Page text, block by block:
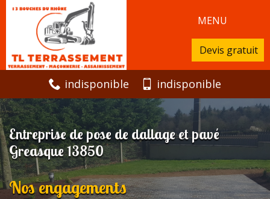
MENU
Devis gratuit
indisponible indisponible
Entreprise de pose de dallage et pavé
Greasque 13850
Nos engagements